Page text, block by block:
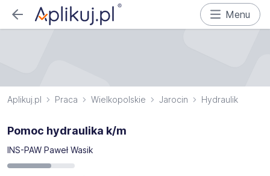
Menu
Aplikuj.pl Praca Wielkopolskie Jarocin Hydraulik
Pomoc hydraulika k/m
INS-PAW Paweł Wasik